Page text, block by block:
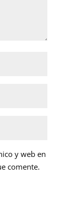
y web en
comente.